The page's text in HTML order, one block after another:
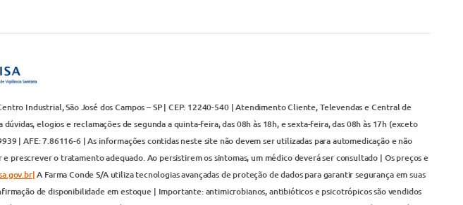
Industrial, São José dos Campos – SP | CEP: 12240-540 | Atendimento Cliente, Televendas e Central de
elogios e reclamações de segunda a quinta-feira, das 08h às 18h, e sexta-feira, das 08h às 17h (exceto
| AFE: 7.86116-6 | As informações contidas neste site não devem ser utilizadas para automedicação e não
o tratamento adequado. Ao persistirem os sintomas, um médico deverá ser consultado | Os preços e
A Farma Conde S/A utiliza tecnologias avançadas de proteção de dados para garantir segurança em suas
de disponibilidade em estoque | Importante: antimicrobianos, antibióticos e psicotrópicos são vendidos